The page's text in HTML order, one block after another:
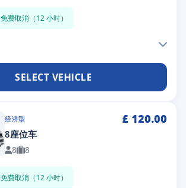
免费取消（12 小时）
SELECT VEHICLE
经济型 £ 120.00
8座位车
8 8
免费取消（12 小时）